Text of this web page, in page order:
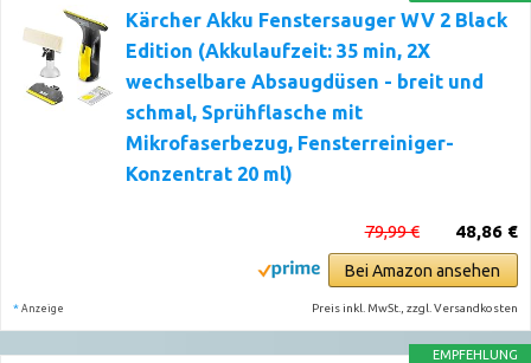
Kärcher Akku Fenstersauger WV 2 Black
Edition (Akkulaufzeit: 35 min, 2X
wechselbare Absaugdüsen - breit und
schmal, Sprühflasche mit
Mikrofaserbezug, Fensterreiniger-
Konzentrat 20 ml)
48,86 €
79,99 €
Bei Amazon ansehen
* Anzeige Preis inkl. MwSt., zzgl. Versandkosten
EMPFEHLUNG